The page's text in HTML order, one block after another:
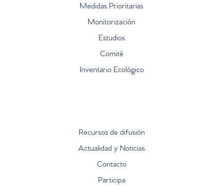
Medidas Prioritarias
Monitorización
Estudios
Comité
Inventario Ecológico
Recursos de difusión
Actualidad y Noticias
Contacto
Participa